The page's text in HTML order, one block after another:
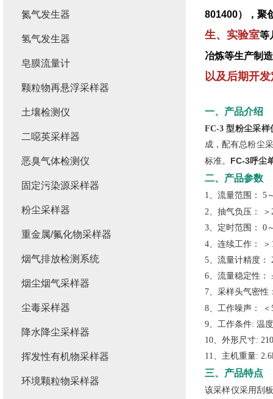
801400），聚
生、实验室等
冶炼等生产制
以及后期开
一、产品介绍
FC-3 型粉尘采样
成，配有总粉尘
标准。 FC-3呼尘
二、产品参数
1、 流量范围：
5
2、 抽气负压： ＞
3、 定时范围：
0
4、 连续工作： ＞
5、 流量计精度：
6、 流量稳定性：
7、 采样头气密性
8、 工作噪声： ＜
9、 工作条件: 温
10、 外形尺寸:
11、 主机重量:
三、产品特点
该采样仪采用刮
氮气发生器
氢气发生器
皂膜流量计
颗粒物再悬浮采样器
土壤检测仪
二噁英采样器
恶臭气体检测仪
固定污染源采样器
粉尘采样器
重金属/氟化物采样器
烟气排放检测系统
烟尘烟气采样器
尘毒采样器
降水降尘采样器
挥发性有机物采样器
环境颗粒物采样器